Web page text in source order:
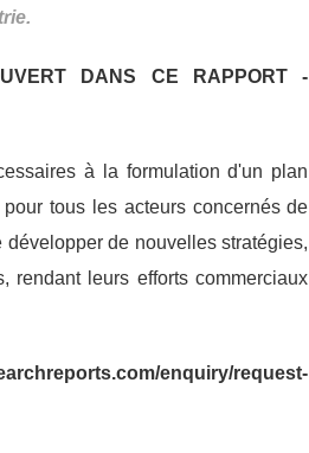
DANS CE RAPPORT -
à la formulation d'un plan
tous les acteurs concernés de
de nouvelles stratégies,
rendant leurs efforts commerciaux
enquiry/request-